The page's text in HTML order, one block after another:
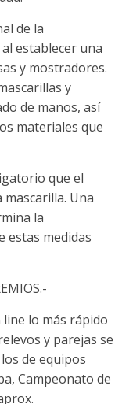
de la
establecer una
y mostradores.
y
de manos, así
materiales que
que el
Una
la
estas medidas
line lo más rápido
y parejas se
de equipos
Campeonato de